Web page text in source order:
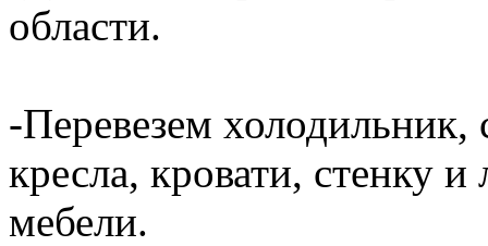
области.
-Перевезем
кресла, кровати, стенку
мебели.